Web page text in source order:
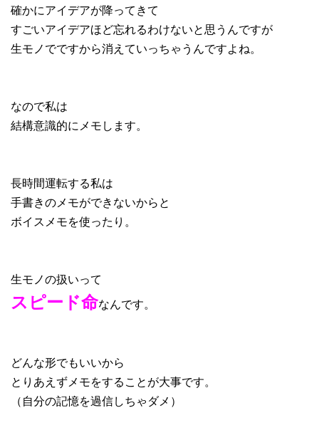
確かにアイデアが降ってきて
すごいアイデアほど忘れるわけないと思うんですが
生モノでですから消えていっちゃうんですよね。
なので私は
結構意識的にメモします。
長時間運転する私は
手書きのメモができないからと
ボイスメモを使ったり。
生モノの扱いって
スピード命なんです。
どんな形でもいいから
とりあえずメモをすることが大事です。
（自分の記憶を過信しちゃダメ）